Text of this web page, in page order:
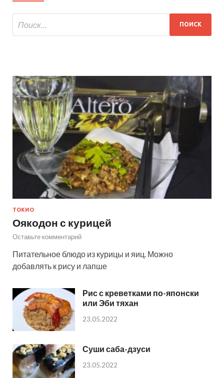
ТОКИО
Оякодон с курицей
Оставьте комментарий
Питательное блюдо из курицы и яиц. Можно
добавлять к рису и лапше
Рис с креветками по-японски
или Эби тяхан
23.05.2022
Суши саба-дзуси
23.05.2022